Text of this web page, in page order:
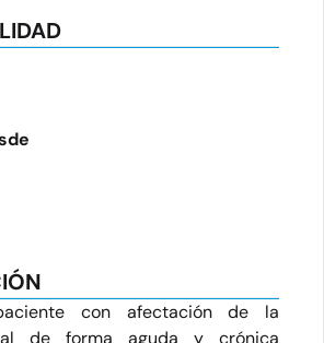
con afectación de la
de forma aguda y crónica